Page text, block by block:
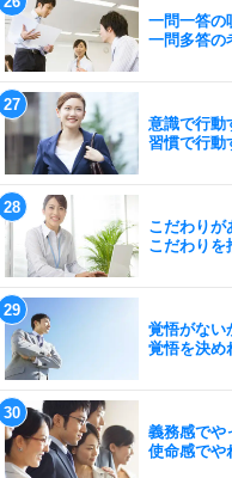
一問一答の
一問多答の
意識で行動
習慣で行動
こだわりが
こだわりを
覚悟がない
覚悟を決め
義務感でや
使命感でや